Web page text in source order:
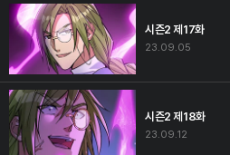
시즌2 제17화
23.09.05
시즌2 제18화
23.09.12